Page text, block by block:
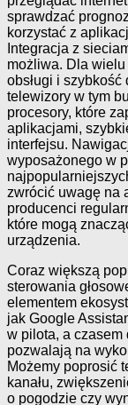
sprawdzać
korzystać z
Integracja z
możliwa. Dla
obsługi i szybkość
telewizory w tym
procesory, które
aplikacjami,
interfejsu.
wyposażonego w
zwrócić uwagę na
producenci
które mogą
urządzenia.
Coraz większą
sterowania
elementem
jak Google
w pilota, a czasem
pozwalają na
Możemy poprosić
kanału,
o pogodzie czy